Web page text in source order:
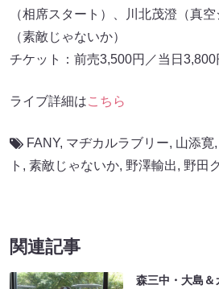
（相席スタート）、川北茂澄（真
（素敵じゃないか）
チケット：前売3,500円／当日3,800
ライブ詳細はこちら
FANY, マヂカルラブリー, 山添寛,
ト , 素敵じゃないか, 野澤輸出, 野田
関連記事
森三中・大島＆